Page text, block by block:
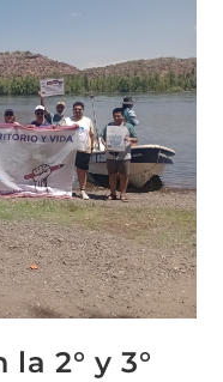
la 2° y 3°